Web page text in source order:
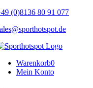
Skip
content
(0)8136 80 91 077
Warenkorb0
Mein Konto